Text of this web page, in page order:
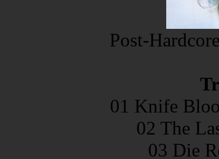
Post-
01 Knife
02 The
03 Die